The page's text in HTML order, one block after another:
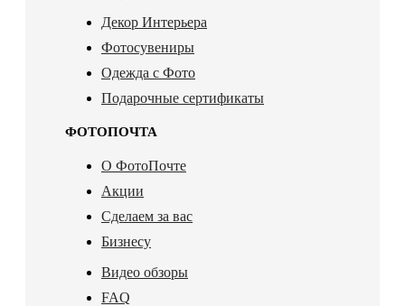
Декор Интерьера
Фотосувениры
Одежда с Фото
Подарочные сертификаты
ФОТОПОЧТА
О ФотоПочте
Акции
Сделаем за вас
Бизнесу
Видео обзоры
FAQ